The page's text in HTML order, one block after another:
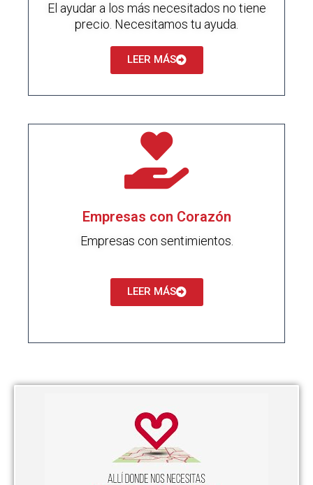
El ayudar a los más necesitados no tiene
precio. Necesitamos tu ayuda.
LEER MÁS
Empresas con Corazón
Empresas con sentimientos.
LEER MÁS